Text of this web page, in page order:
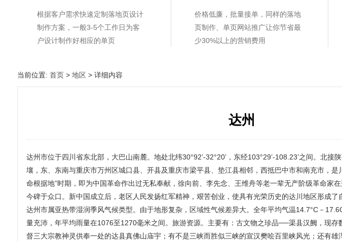
根据客户需求快速定制落地页设计
制作方案，一般3-5个工作日为客
户设计制作好相应的单页
价格低廉，批量接单，同样的落地
页制作、单页网站推广让你节省最
少30%以上的营销费用
当前位置: 首页> 地区> 详细内容
达州
达州市位于四川省东北部，大巴山南麓。地处北纬30°92’-32°20’，东经103°29’-108.23’之间。北接
壤，东、东南与重庆市万州区城口县、开县及重庆市梁平县、垫江县相邻，西抵巴中市和南充市，是
命根据地”时期，即为中国革命作出过无私奉献，徐向前、李先念、王维舟等老一辈无产阶级革命家
今碑于众口。新中国成立后，老区人民发扬红军精神，艰苦创业，使具有光荣历史的达川地区形成了
达州市属亚热带湿润季风气候类型。由于地形复杂，区域性气候差异大。全年平均气温14.7°C－
量充沛，年平均雨量在1076至1270毫米之间。旅游资源。主要有：古文物之珍品──渠县汉阙，现存
督三大宗教神灵供奉一处的达县真佛山庙宇；有不是三峡而胜似三峡的宣汉樊哙百里峡风光；还有